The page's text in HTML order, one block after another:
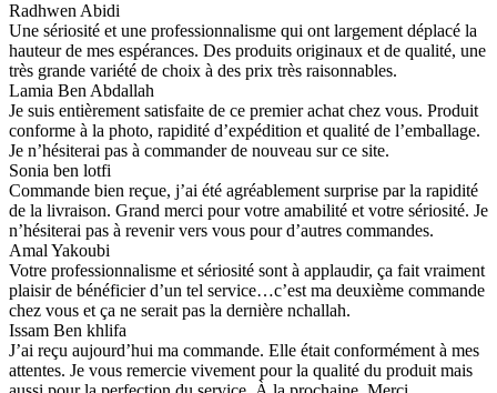
Radhwen Abidi
Une sériosité et une professionnalisme qui ont largement déplacé la
hauteur de mes espérances. Des produits originaux et de qualité, une
très grande variété de choix à des prix très raisonnables.
Lamia Ben Abdallah
Je suis entièrement satisfaite de ce premier achat chez vous. Produit
conforme à la photo, rapidité d’expédition et qualité de l’emballage.
Je n’hésiterai pas à commander de nouveau sur ce site.
Sonia ben lotfi
Commande bien reçue, j’ai été agréablement surprise par la rapidité
de la livraison. Grand merci pour votre amabilité et votre sériosité. Je
n’hésiterai pas à revenir vers vous pour d’autres commandes.
Amal Yakoubi
Votre professionnalisme et sériosité sont à applaudir, ça fait vraiment
plaisir de bénéficier d’un tel service…c’est ma deuxième commande
chez vous et ça ne serait pas la dernière nchallah.
Issam Ben khlifa
J’ai reçu aujourd’hui ma commande. Elle était conformément à mes
attentes. Je vous remercie vivement pour la qualité du produit mais